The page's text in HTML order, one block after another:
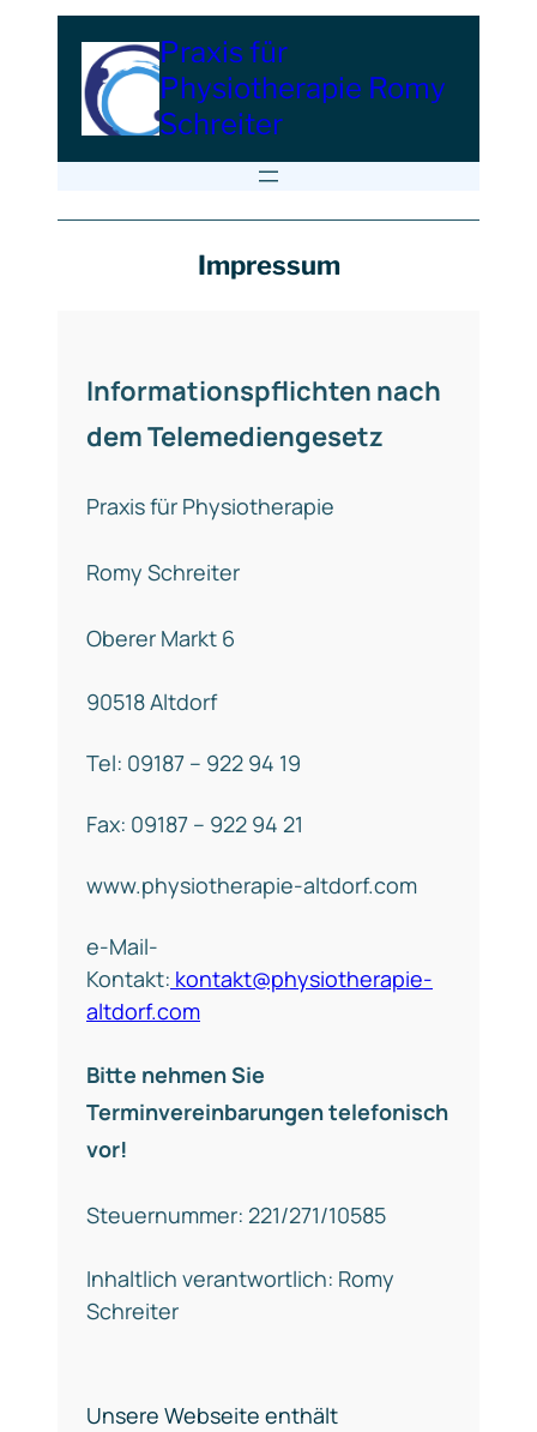
Praxis für
Physiotherapie Romy
Schreiter
Impressum
Informationspflichten nach
dem Telemediengesetz
Praxis für Physiotherapie
Romy Schreiter
Oberer Markt 6
90518 Altdorf
Tel: 09187 – 922 94 19
Fax: 09187 – 922 94 21
www.physiotherapie-altdorf.com
e-Mail-
Kontakt: kontakt@physiotherapie-
altdorf.com
Bitte nehmen Sie
Terminvereinbarungen telefonisch
vor!
Steuernummer: 221/271/10585
Inhaltlich verantwortlich: Romy
Schreiter
Unsere Webseite enthält